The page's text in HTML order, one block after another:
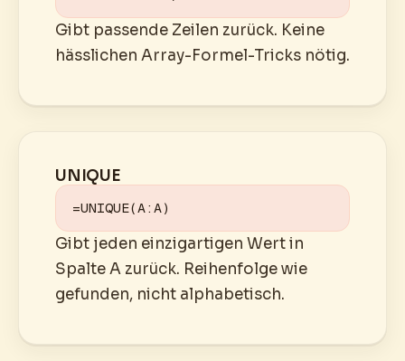
Gibt passende Zeilen zurück. Keine
hässlichen Array-Formel-Tricks nötig.
UNIQUE
=UNIQUE(A:A)
Gibt jeden einzigartigen Wert in
Spalte A zurück. Reihenfolge wie
gefunden, nicht alphabetisch.